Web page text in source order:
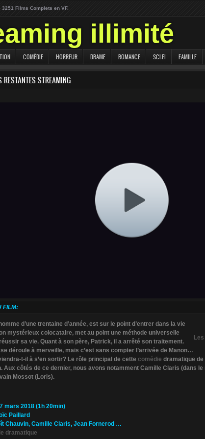
Films Complets en VF.
illimité
COMÉDIE HORREUR DRAME ROMANCE SCI-FI FAMILLE
RESTANTES STREAMING
FILM:
d’une trentaine d’année, est sur le point d’entrer dans la vie
mystérieux colocataire, met au point une méthode universelle
sa vie. Quant à son père, Patrick, il a arrêté son traitement.
déroule à merveille, mais c’est sans compter l’arrivée de Manon…
t-il à s’en sortir? Le rôle principal de cette comédie dramatique
Aux côtés de ce dernier, nous avons notamment Camille Claris (dans le
Mossot (Loris).
mars 2018 (1h 20min)
Paillard
Chauvin, Camille Claris, Jean Fornerod …
dramatique